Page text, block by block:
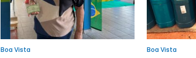
Boa Vista Boa Vista